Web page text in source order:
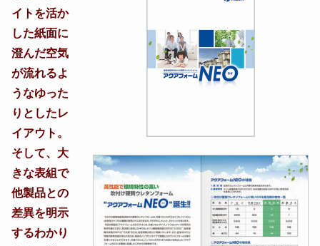
イトを活か
した紙面に
澄んだ空気
が流れるよ
うなゆった
りとしたレ
イアウト。
そして、大
きな表組で
他製品との
差異を明示
するわかり